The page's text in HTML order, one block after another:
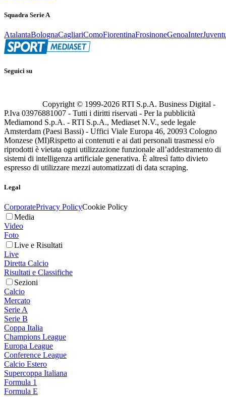
Squadra Serie A
AtalantaBolognaCagliariComoFiorentinaFrosinoneGenoaInter
Seguici su
Copyright © 1999-2026 RTI S.p.A. Business Digital -
P.Iva 03976881007 - Tutti i diritti riservati - Per la pubblicità
Mediamond S.p.A. - RTI S.p.A., Mediaset N.V., sede legale
Amsterdam (Paesi Bassi) - Uffici Viale Europa 46, 20093 Cologno
Monzese (MI)Rispetto ai contenuti e ai dati personali trasmessi e/o
riprodotti è vietata ogni utilizzazione funzionale all’addestramento di
sistemi di intelligenza artificiale generativa. È altresì fatto divieto
espresso di utilizzare mezzi automatizzati di data scraping.
Legal
CorporatePrivacy PolicyCookie Policy
Media
Video
Foto
Live e Risultati
Live
Diretta Calcio
Risultati e Classifiche
Sezioni
Calcio
Mercato
Serie A
Serie B
Coppa Italia
Champions League
Europa League
Conference League
Calcio Estero
Supercoppa Italiana
Formula 1
Formula E